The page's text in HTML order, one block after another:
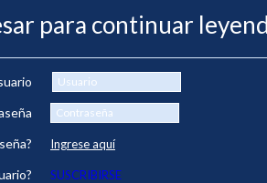
para continuar
Ingrese aquí
SUSCRIBIRSE